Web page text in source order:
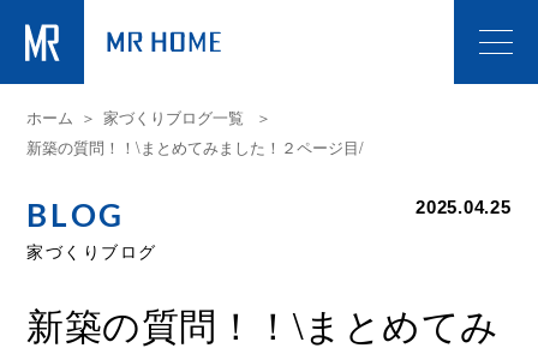
ホーム
家づくりブログ一覧
新築の質問！！\まとめてみました！２ページ目/
BLOG
家づくりブログ
2025.04.25
新築の質問！！\まとめてみ